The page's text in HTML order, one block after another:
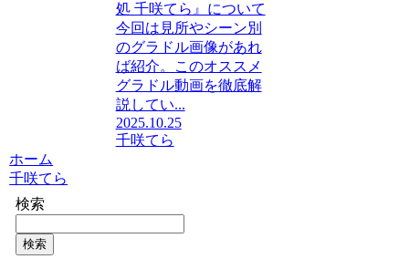
処 千咲てら』について
今回は見所やシーン別
のグラドル画像があれ
ば紹介。このオススメ
グラドル動画を徹底解
説してい...
2025.10.25
千咲てら
ホーム
千咲てら
検索
検索